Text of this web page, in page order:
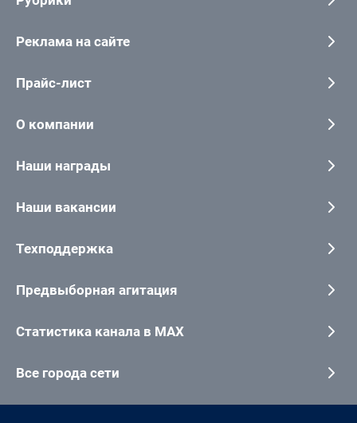
Реклама на сайте
Прайс-лист
О компании
Наши награды
Наши вакансии
Техподдержка
Предвыборная агитация
Статистика канала в MAX
Все города сети